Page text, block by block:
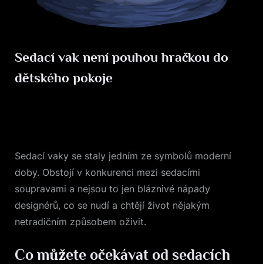
Sedací vak není pouhou hračkou do
dětského pokoje
Sedací vaky se staly jedním ze symbolů moderní
doby. Obstojí v konkurenci mezi sedacími
soupravami a nejsou to jen bláznivé nápady
designérů, co se nudí a chtějí život nějakým
netradičním způsobem oživit.
Co můžete očekávat od sedacích